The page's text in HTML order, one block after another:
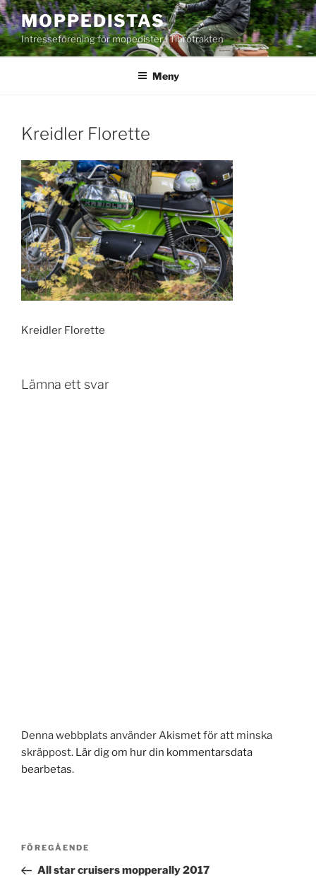
Hoppa
till
innehåll
MOPPEDISTAS
Intresseförening för mopedister i Tibrotrakten
Meny
Kreidler Florette
Kreidler Florette
Lämna ett svar
Denna webbplats använder Akismet för att minska
skräppost. Lär dig om hur din kommentarsdata
bearbetas.
Inläggsnavigering
Föregående
inlägg
FÖREGÅENDE
All star cruisers mopperally 2017